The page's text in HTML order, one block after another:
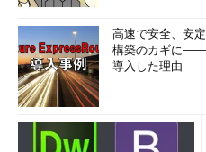
高速で安全、安
構築のカギに――
導入した理由